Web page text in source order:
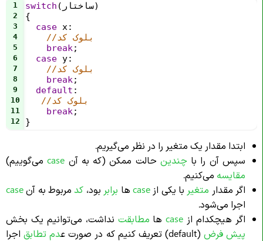
1 switch ( ساختار)
2 {
3 case x:
4 //بلوک کد
5 break;
6 case y:
7 //بلوک کد
8 break;
9 default :
10 //بلوک کد
11 break;
12 }
ابتدا مقدار یک متغیر را در نظر می‌گیریم.
سپس آن را با چندین حالت ممکن (که به آن‌ case می‌گوییم)
مقایسه می‌کنیم.
اگر مقدار متغیر با یکی ازcase‌ ها برابر بود، کدمربوط به آن case
اجرا می‌شود.
اگر هیچکدام از case ‌ها مطابقت نداشت، می‌توانیم یک بخش
پیش فرض (default) تعریف کنیم که در صورت ع دم تطابق اجرا